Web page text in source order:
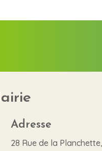
Adresse
28 Rue de la Planchette,